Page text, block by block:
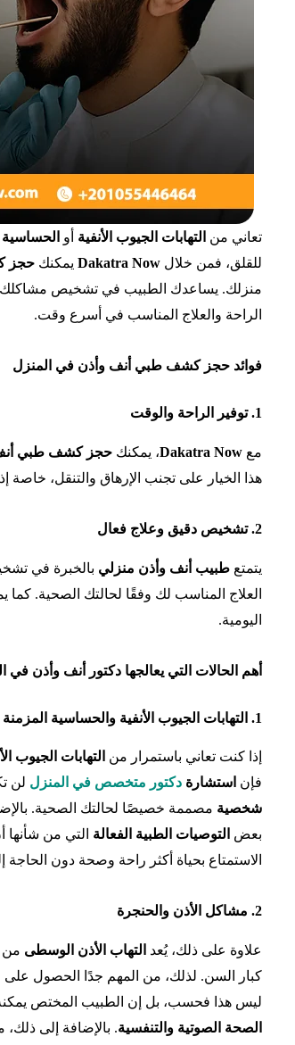
تعاني من التهابات الجيوب الأنفية أو
للقلق، فمن خلال Dakatra Now يمكنك حجز
منزلك. يساعدك الطبيب في تشخيص مشاكلك
الراحة والعلاج المناسب في أسرع وقت.
فوائد حجز كشف طبي أنف وأذن في المنزل
1. توفير الراحة والوقت
مع Dakatra Now، يمكنك حجز كشف طبي
هذا الخيار على تجنب الإرهاق والتنقل، خاصة
2. تشخيص دقيق وعلاج فعال
يتمتع طبيب أنف وأذن منزلي بالخبرة في
العلاج المناسب لك وفقًا لحالتك الصحية. كما
اليومية.
أهم الحالات التي يعالجها دكتور أنف وأذن في
1. التهابات الجيوب الأنفية والحساسية المزمنة
إذا كنت تعاني باستمرار من التهابات الجيوب
فإن استشارة دكتور متخصص في المنزل لن
شخصية مصممة خصيصًا لحالتك الصحية.
بعض التوصيات الطبية الفعالة التي من
الاستمتاع بحياة أكثر راحة وصحة دون الحاجة
2. مشاكل الأذن والحنجرة
علاوة على ذلك، يُعد التهاب الأذن الوسطى من
كبار السن. لذلك، من المهم جدًا الحصول
ليس هذا فحسب، بل إن الطبيب المختص
الصحة الصوتية والتنفسية. بالإضافة إلى